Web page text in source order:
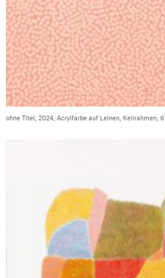
ohne Titel, 2024, Acrylfarbe auf Leinen, Keilrahmen,